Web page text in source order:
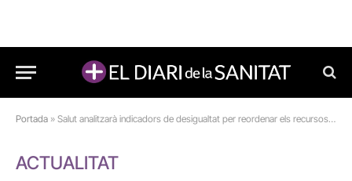
Portada » Salut analitzarà indicadors de desigualtat per reordenar els recursos per a la primària
ACTUALITAT